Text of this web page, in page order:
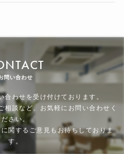
問い合わせ
合わせを受け付けております。
相談など、お気軽にお問い合わせく
ださい。
関するご意見もお待ちしておりま
す。